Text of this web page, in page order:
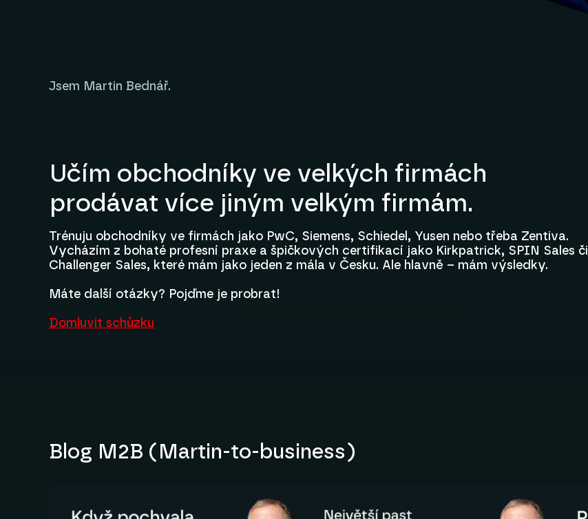
Jsem Martin Bednář.
Učím obchodníky ve velkých firmách
prodávat více jiným velkým firmám.
Trénuju obchodníky ve firmách jako PwC, Siemens, Schiedel, Yusen nebo třeba Zentiva.
Vycházím z bohaté profesní praxe a špičkových certifikací jako Kirkpatrick, SPIN Sales či
Challenger Sales, které mám jako jeden z mála v Česku. Ale hlavně – mám výsledky.
Máte další otázky? Pojďme je probrat!
Domluvit schůzku
Blog M2B (Martin-to-business)